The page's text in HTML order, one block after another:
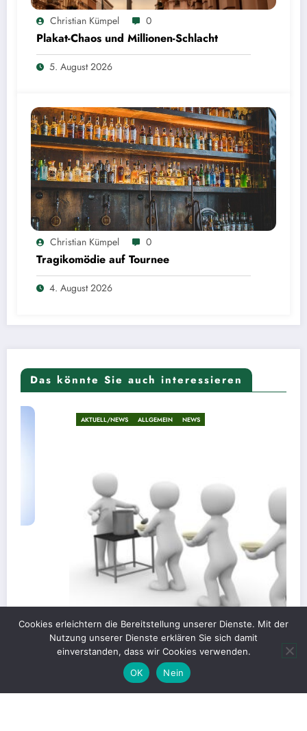
Christian Kümpel 0
Plakat-Chaos und Millionen-Schlacht
5. August 2026
Christian Kümpel 0
Tragikomödie auf Tournee
4. August 2026
Das könnte Sie auch interessieren
AKTUELL/NEWS ALLGEMEIN NEWS
Gerechte Verteilung oder Blockade für
Cookies erleichtern die Bereitstellung unserer Dienste. Mit der
Nutzung unserer Dienste erklären Sie sich damit
einverstanden, dass wir Cookies verwenden.
OK
Nein